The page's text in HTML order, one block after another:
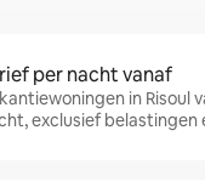
per nacht vanaf
in Risoul
exclusief belastingen